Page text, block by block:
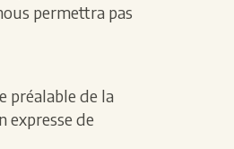
permettra pas
préalable de la
expresse de